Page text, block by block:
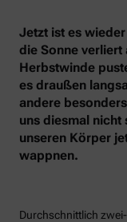
Jetzt ist es
die Sonne verliert
Herbstwinde
es draußen
andere
uns diesmal
unseren Körper
wappnen.
Durchschnittlich